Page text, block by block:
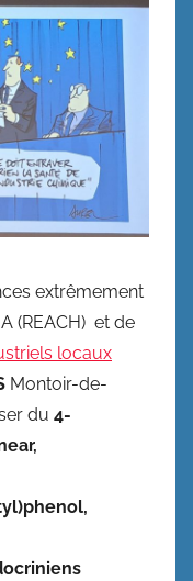
extrêmement
(REACH) et de
locaux
Montoir-de-
du 4-